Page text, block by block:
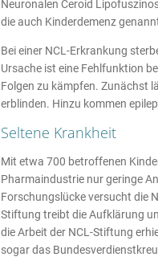
Neuronalen Ceroid
die auch Kinderdemenz
Bei einer NCL-Erkrankung
Ursache ist eine Fehlfunktion
Folgen zu kämpfen. Zunächst
erblinden. Hinzu kommen
Seltene Krankheit
Mit etwa 700 betroffenen
Pharmaindustrie nur geringe
Forschungslücke versucht die
Stiftung treibt die Aufklärung
die Arbeit der NCL-Stiftung
sogar das